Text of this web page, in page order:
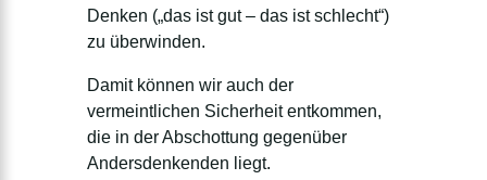
Denken („das ist gut – das ist schlecht“)
zu überwinden.
Damit können wir auch der
vermeintlichen Sicherheit entkommen,
die in der Abschottung gegenüber
Andersdenkenden liegt.